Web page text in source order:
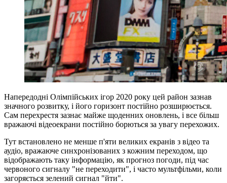
Напередодні Олімпійських ігор 2020 року цей район зазнав
значного розвитку, і його горизонт постійно розширюється.
Сам перехрестя зазнає майже щоденних оновлень, і все більш
вражаючі відеоекрани постійно борються за увагу перехожих.
Тут встановлено не менше п'яти великих екранів з відео та
аудіо, вражаюче синхронізованих з кожним переходом, що
відображають таку інформацію, як прогноз погоди, під час
червоного сигналу "не переходити", і часто мультфільми, коли
загоряється зелений сигнал "йти".